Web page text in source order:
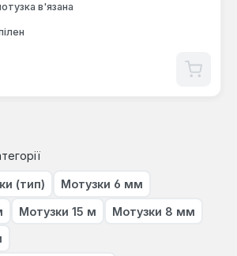
в'язана
(тип) Мотузки 6 мм
Мотузки 15 м Мотузки 8 мм